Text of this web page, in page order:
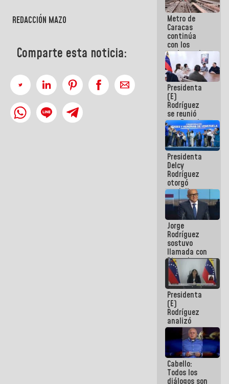
REDACCIÓN MAZO
Comparte esta noticia:
Metro de
Caracas
continúa
con los
trabajos de
mantenimiento
e inspección
en la Línea 2
Presidenta
(E)
Rodríguez
se reunió
con Estado
Mayor
Eléctrico
para
abordar
planes de
acción
Presidenta
Delcy
Rodríguez
otorgó
medalla
"Héroe de
Venezuela"
a servidores
públicos
Jorge
Rodríguez
sostuvo
llamada con
Dinorah
Figuera y
acuerdan
primer
encuentro
presencial
para el
diálogo
Presidenta
(E)
Rodríguez
analizó
junto a
gobernadores
planes de
recuperación
del Sistema
Eléctrico
Cabello:
Todos los
diálogos son